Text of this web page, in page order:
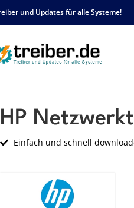
und Updates für alle Systeme!
HP
Einfach und schnell